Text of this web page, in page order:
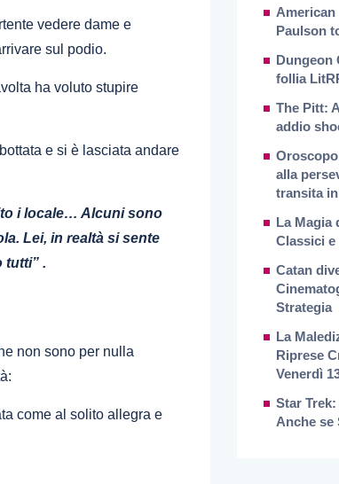
vedere dame e
sul podio.
ha voluto stupire
e si è lasciata andare
i locale… Alcuni sono
Lei, in realtà si sente
tutti” .
non sono per nulla
come al solito allegra e
Paulson
Dungeon
follia
The Pitt:
addio
alla
transita
La Magia
Classici e
Catan
Strategia
La
Riprese
Venerdì
Star
Anche se